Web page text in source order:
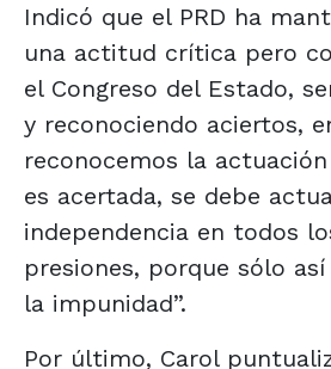
Indicó que el PRD ha
una actitud crítica pero
el Congreso del Estado,
y reconociendo aciertos,
reconocemos la
es acertada, se debe
independencia en todos
presiones, porque sólo
la impunidad”.
Por último, Carol